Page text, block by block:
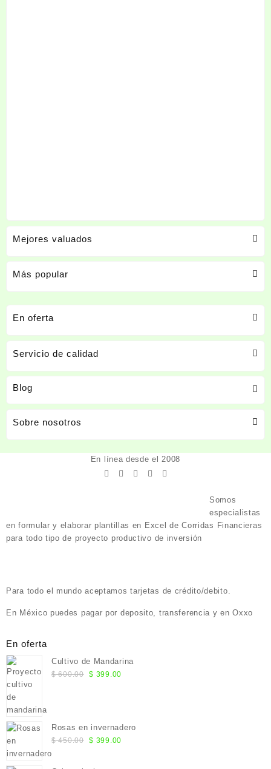
Mejores valuados
Más popular
En oferta
Servicio de calidad
Blog
Sobre nosotros
En línea desde el 2008
Somos
especialistas
en formular y elaborar plantillas en Excel de Corridas Financieras
para todo tipo de proyecto productivo de inversión
Para todo el mundo aceptamos tarjetas de crédito/debito.
En México puedes pagar por deposito, transferencia y en Oxxo
En oferta
Cultivo de Mandarina
$600.00 El
$ 600.00.
$ 399.00El
$ 399.00.
Rosas en invernadero
$450.00 El
$ 399.00El